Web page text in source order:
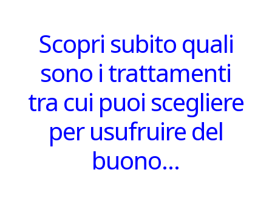
Scopri subito quali
sono i trattamenti
tra cui puoi scegliere
per usufruire del
buono…